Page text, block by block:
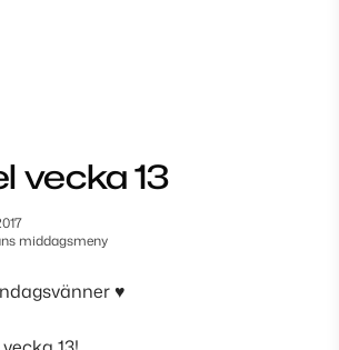
vecka 13
middagsmeny
♥